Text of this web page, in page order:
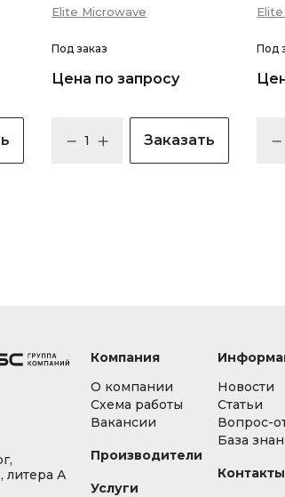
Elite Microwave
Под заказ
Цена по запросу
Заказать
Под
литера А
Компания
О компании
Схема работы
Вакансии
Производители
Услуги
Новости
Статьи
Вопрос-
База
Контакты